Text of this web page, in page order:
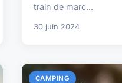
train de marc...
30 juin 2024
CAMPING